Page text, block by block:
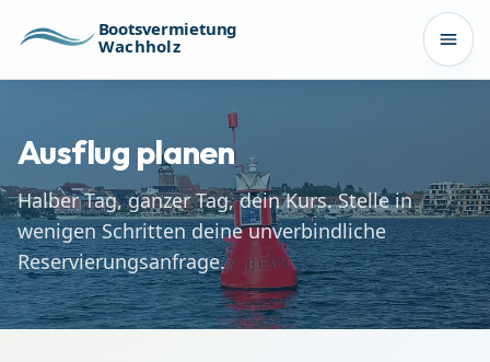
Bootsvermietung
Wachholz
Ausflug planen
Halber Tag, ganzer Tag, dein Kurs. Stelle in
wenigen Schritten deine unverbindliche
Reservierungsanfrage.